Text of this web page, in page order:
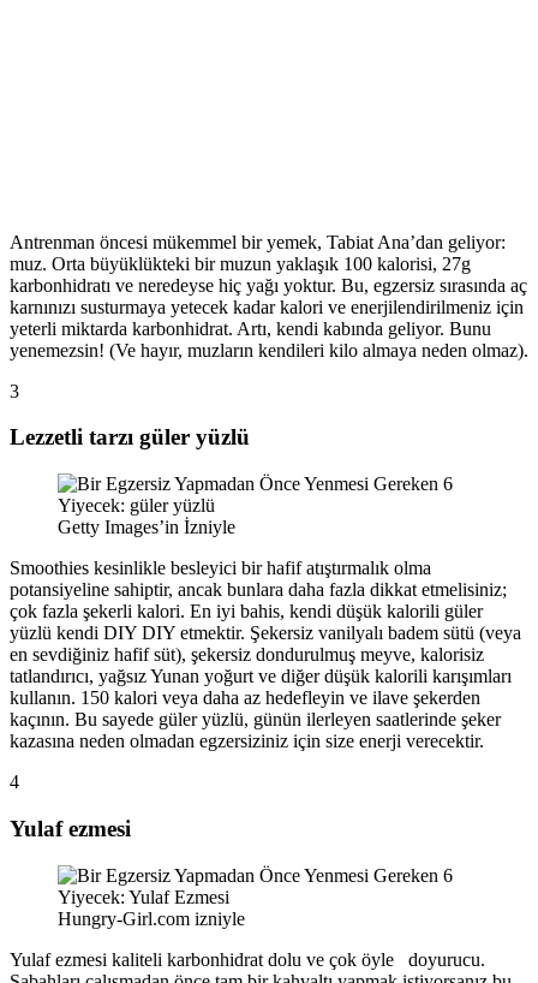
Antrenman öncesi mükemmel bir yemek, Tabiat Ana’dan geliyor:
muz. Orta büyüklükteki bir muzun yaklaşık 100 kalorisi, 27g
karbonhidratı ve neredeyse hiç yağı yoktur. Bu, egzersiz sırasında aç
karnınızı susturmaya yetecek kadar kalori ve enerjilendirilmeniz için
yeterli miktarda karbonhidrat. Artı, kendi kabında geliyor. Bunu
yenemezsin! (Ve hayır, muzların kendileri kilo almaya neden olmaz).
3
Lezzetli tarzı güler yüzlü
Getty Images’in İzniyle
Smoothies kesinlikle besleyici bir hafif atıştırmalık olma
potansiyeline sahiptir, ancak bunlara daha fazla dikkat etmelisiniz;
çok fazla şekerli kalori. En iyi bahis, kendi düşük kalorili güler
yüzlü kendi DIY DIY etmektir. Şekersiz vanilyalı badem sütü (veya
en sevdiğiniz hafif süt), şekersiz dondurulmuş meyve, kalorisiz
tatlandırıcı, yağsız Yunan yoğurt ve diğer düşük kalorili karışımları
kullanın. 150 kalori veya daha az hedefleyin ve ilave şekerden
kaçının. Bu sayede güler yüzlü, günün ilerleyen saatlerinde şeker
kazasına neden olmadan egzersiziniz için size enerji verecektir.
4
Yulaf ezmesi
Hungry-Girl.com izniyle
Yulaf ezmesi kaliteli karbonhidrat dolu ve çok öyle
doyurucu.